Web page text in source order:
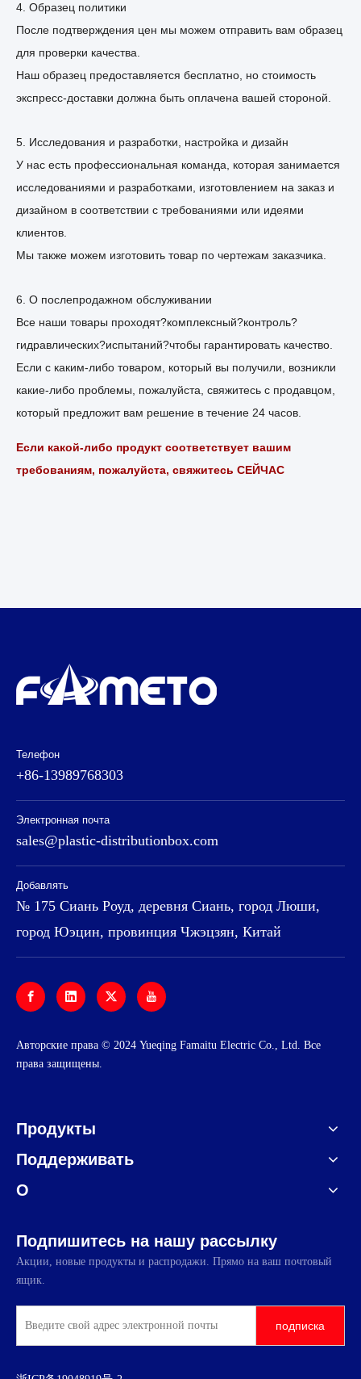
4. Образец политики
После подтверждения цен мы можем отправить вам образец
для проверки качества.
Наш образец предоставляется бесплатно, но стоимость
экспресс-доставки должна быть оплачена вашей стороной.
5. Исследования и разработки, настройка и дизайн
У нас есть профессиональная команда, которая занимается
исследованиями и разработками, изготовлением на заказ и
дизайном в соответствии с требованиями или идеями
клиентов.
Мы также можем изготовить товар по чертежам заказчика.
6. О послепродажном обслуживании
Все наши товары проходят?комплексный?контроль?
гидравлических?испытаний?чтобы гарантировать качество.
Если с каким-либо товаром, который вы получили, возникли
какие-либо проблемы, пожалуйста, свяжитесь с продавцом,
который предложит вам решение в течение 24 часов.
Если какой-либо продукт соответствует вашим
требованиям, пожалуйста, свяжитесь СЕЙЧАС
Телефон
+86-13989768303
Электронная почта
sales@plastic-distributionbox.com
Добавлять
№ 175 Сиань Роуд, деревня Сиань, город Люши,
город Юэцин, провинция Чжэцзян, Китай
Авторские права © 2024 Yueqing Famaitu Electric Co., Ltd. Все
права защищены.
Продукты
Поддерживать
О
Подпишитесь на нашу рассылку
Акции, новые продукты и распродажи. Прямо на ваш почтовый
ящик.
подписка